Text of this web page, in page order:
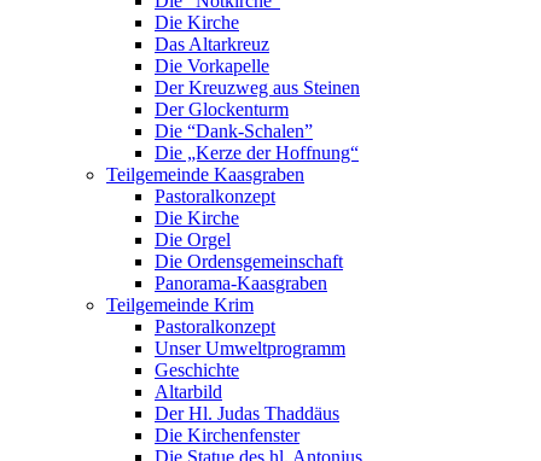
Die Kirche
Das Altarkreuz
Die Vorkapelle
Der Kreuzweg aus Steinen
Der Glockenturm
Die “Dank-Schalen”
Die „Kerze der Hoffnung“
Teilgemeinde Kaasgraben
Pastoralkonzept
Die Kirche
Die Orgel
Die Ordensgemeinschaft
Panorama-Kaasgraben
Teilgemeinde Krim
Pastoralkonzept
Unser Umweltprogramm
Geschichte
Altarbild
Der Hl. Judas Thaddäus
Die Kirchenfenster
Die Statue des hl. Antonius